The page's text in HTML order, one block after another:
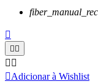

 
 
Adicionar à Wishlist